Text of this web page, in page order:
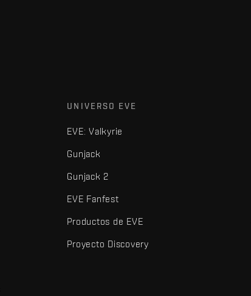
UNIVERSO EVE
EVE: Valkyrie
Gunjack
Gunjack 2
EVE Fanfest
Productos de EVE
Proyecto Discovery